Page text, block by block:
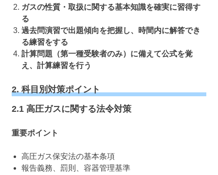
ガスの性質・取扱に関する基本知識を確実に習得す
る
過去問演習で出題傾向を把握し、時間内に解答でき
る練習をする
計算問題（第一種受験者のみ）に備えて公式を覚
え、計算練習を行う
2. 科目別対策ポイント
2.1 高圧ガスに関する法令対策
重要ポイント
高圧ガス保安法の基本条項
報告義務、罰則、容器管理基準